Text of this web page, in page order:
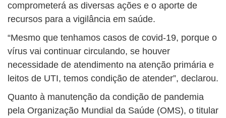
comprometerá as diversas ações e o aporte de
recursos para a vigilância em saúde.
“Mesmo que tenhamos casos de covid-19, porque o
vírus vai continuar circulando, se houver
necessidade de atendimento na atenção primária e
leitos de UTI, temos condição de atender”, declarou.
Quanto à manutenção da condição de pandemia
pela Organização Mundial da Saúde (OMS), o titular